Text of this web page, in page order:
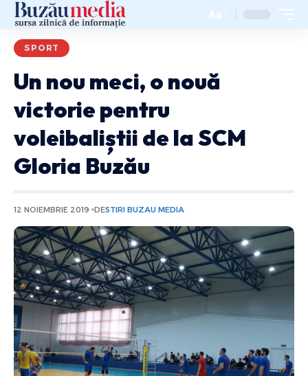
Aa
SPORT
Un nou meci, o nouă
victorie pentru
voleibaliștii de la SCM
Gloria Buzău
12 NOIEMBRIE 2019 DESTIRI BUZAU MEDIA